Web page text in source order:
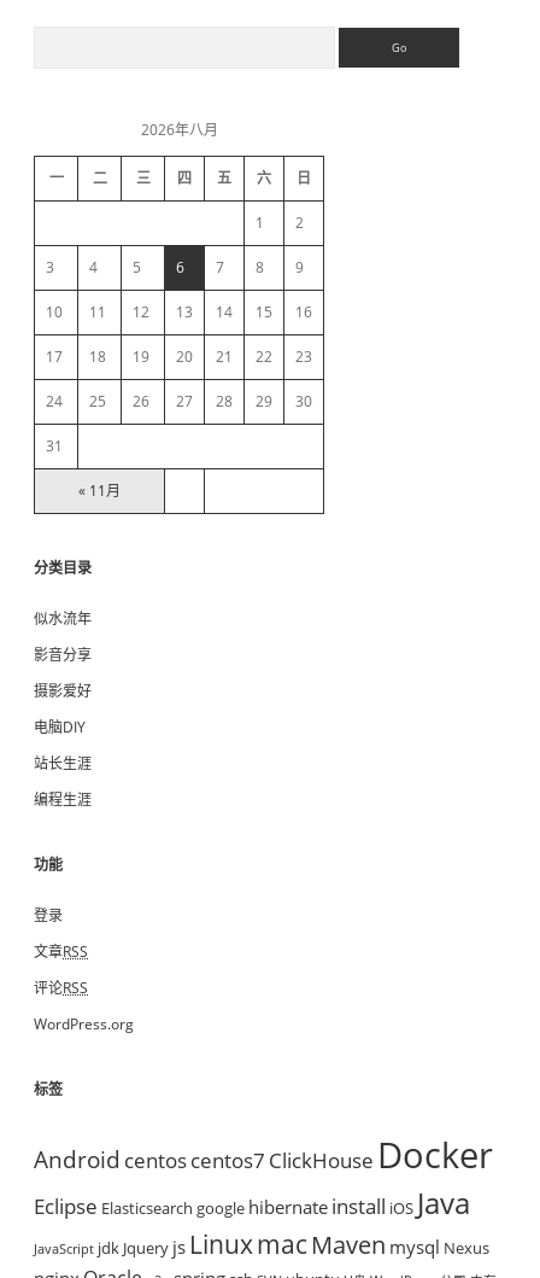
-
载
d
b
a
r
2026年八月
一 二 三 四 五 六 日
« 11月
1 2
3 4 5 6 7 8 9
10 11 12 13 14 15 16
17 18 19 20 21 22 23
24 25 26 27 28 29 30
31
分类目录
似水流年
影音分享
摄影爱好
电脑DIY
站长生涯
编程生涯
功能
登录
文章RSS
评论RSS
WordPress.org
标签
Android centoscentos7 ClickHouse Docker
Eclipse Elasticsearch google hibernate install iOS Java
JavaScript jdk Jquery js LinuxmacMaven mysql Nexus